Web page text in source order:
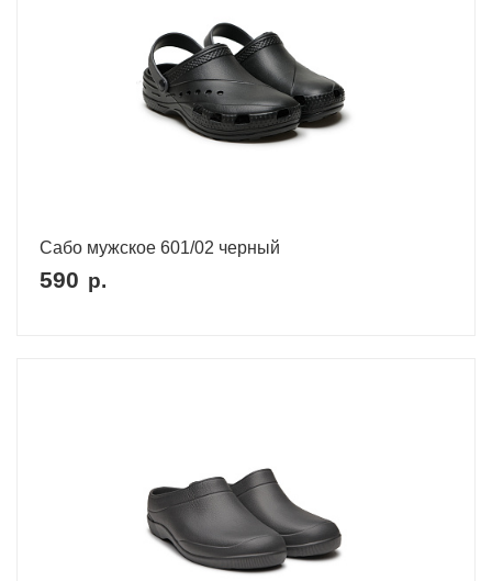
Сабо мужское 601/02 черный
590 р.